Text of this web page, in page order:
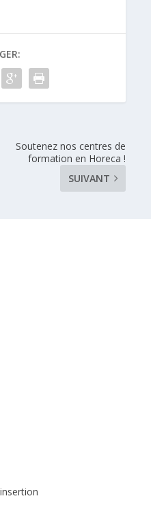
Soutenez nos centres de
formation en Horeca !
SUIVANT